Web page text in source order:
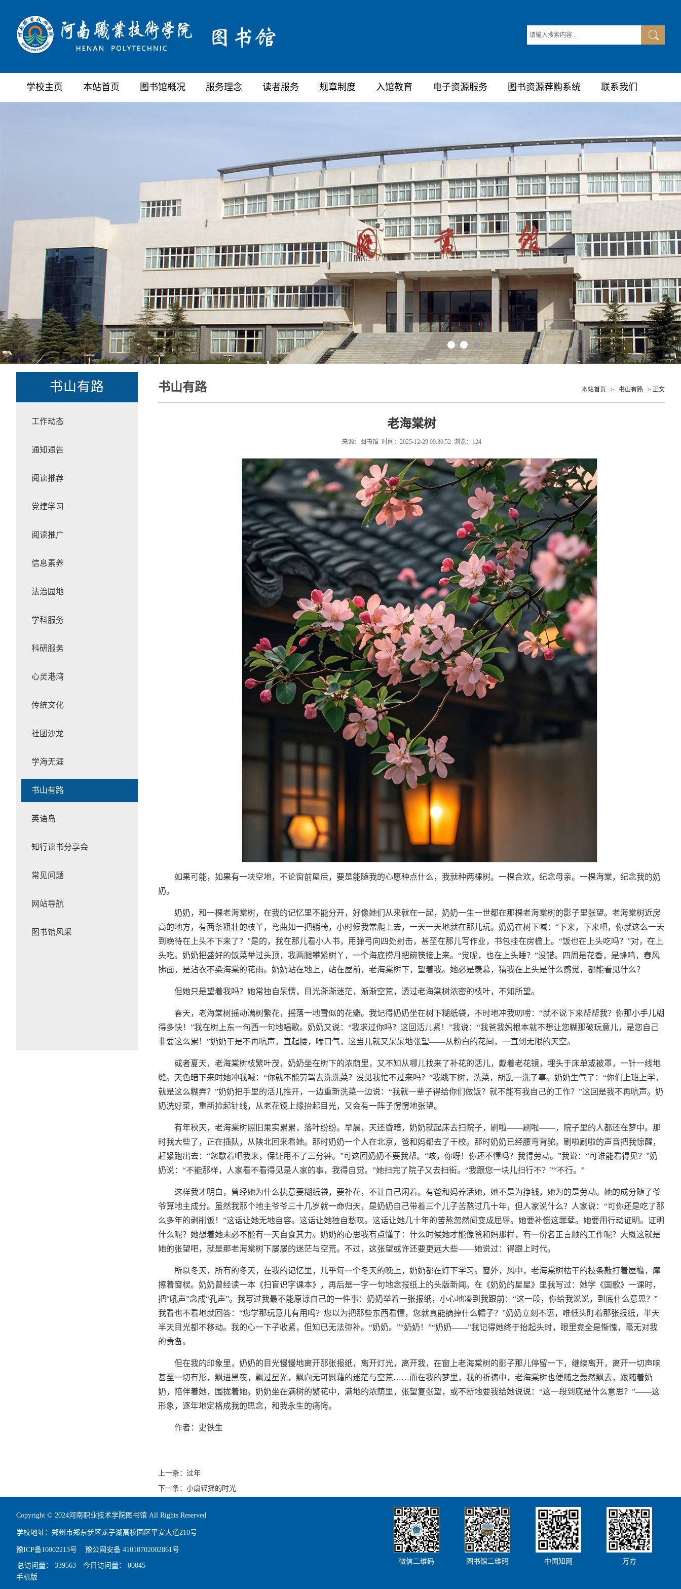
学校主页 本站首页 图书馆概况 服务理念 读者服务 规章制度 入馆教育 电子资源服务 图书资源荐购系统 联系我们
书山有路
工作动态
通知通告
阅读推荐
党建学习
阅读推广
信息素养
法治园地
学科服务
科研服务
心灵港湾
传统文化
社团沙龙
学海无涯
书山有路
英语岛
知行读书分享会
常见问题
网站导航
图书馆风采
书山有路 本站首页 > 书山有路 > 正文
老海棠树
来源：图书馆 时间：2025-12-29 09:30:52 浏览： 124
如果可能，如果有一块空地，不论窗前屋后，要是能随我的心愿种点什么，我就种两棵树。一棵合欢，纪念母亲。一棵海棠，纪念我的奶
奶。
奶奶，和一棵老海棠树，在我的记忆里不能分开，好像她们从来就在一起，奶奶一生一世都在那棵老海棠树的影子里张望。老海棠树近房
高的地方，有两条粗壮的枝丫，弯曲如一把躺椅，小时候我常爬上去，一天一天地就在那儿玩。奶奶在树下喊：“下来，下来吧，你就这么一天
到晚待在上头不下来了？”是的，我在那儿看小人书，用弹弓向四处射击，甚至在那儿写作业，书包挂在房檐上。“饭也在上头吃吗？”对，在上
头吃。奶奶把盛好的饭菜举过头顶，我两腿攀紧树丫，一个海底捞月把碗筷接上来。“觉呢，也在上头睡？”没错。四周是花香，是蜂鸣，春风
拂面，是沾衣不染海棠的花雨。奶奶站在地上，站在屋前，老海棠树下，望着我。她必是羡慕，猜我在上头是什么感觉，都能看见什么？
但她只是望着我吗？她常独自呆愣，目光渐渐迷茫，渐渐空荒，透过老海棠树浓密的枝叶，不知所望。
春天，老海棠树摇动满树繁花，摇落一地雪似的花瓣。我记得奶奶坐在树下糊纸袋，不时地冲我叨唠：“就不说下来帮帮我？你那小手儿糊
得多快！”我在树上东一句西一句地唱歌。奶奶又说：“我求过你吗？这回活儿紧！”我说：“我爸我妈根本就不想让您糊那破玩意儿，是您自己
非要这么累！”奶奶于是不再吭声，直起腰，喘口气，这当儿就又呆呆地张望——从粉白的花间，一直到无限的天空。
或者夏天，老海棠树枝繁叶茂，奶奶坐在树下的浓荫里，又不知从哪儿找来了补花的活儿，戴着老花镜，埋头于床单或被罩，一针一线地
缝。天色暗下来时她冲我喊：“你就不能劳驾去洗洗菜？没见我忙不过来吗？”我跳下树，洗菜，胡乱一洗了事。奶奶生气了：“你们上班上学，
就是这么糊弄？”奶奶把手里的活儿推开，一边重新洗菜一边说：“我就一辈子得给你们做饭？就不能有我自己的工作？”这回是我不再吭声。奶
奶洗好菜，重新捡起针线，从老花镜上缘抬起目光，又会有一阵子愣愣地张望。
有年秋天，老海棠树照旧果实累累，落叶纷纷。早晨，天还昏暗，奶奶就起床去扫院子，刷啦——刷啦——，院子里的人都还在梦中。那
时我大些了，正在插队，从陕北回来看她。那时奶奶一个人在北京，爸和妈都去了干校。那时奶奶已经腰弯背驼。刷啦刷啦的声音把我惊醒，
赶紧跑出去：“您歇着吧我来，保证用不了三分钟。”可这回奶奶不要我帮。“咳，你呀！你还不懂吗？我得劳动。”我说：“可谁能看得见？”奶
奶说：“不能那样，人家看不看得见是人家的事，我得自觉。”她扫完了院子又去扫街。“我跟您一块儿扫行不？”“不行。”
这样我才明白，曾经她为什么执意要糊纸袋，要补花，不让自己闲着。有爸和妈养活她，她不是为挣钱，她为的是劳动。她的成分随了爷
爷算地主成分。虽然我那个地主爷爷三十几岁就一命归天，是奶奶自己带着三个儿子苦熬过几十年，但人家说什么？人家说：“可你还是吃了那
么多年的剥削饭！”这话让她无地自容。这话让她独自愁叹。这话让她几十年的苦熬忽然间变成屈辱。她要补偿这罪孽。她要用行动证明。证明
什么呢？她想着她未必不能有一天自食其力。奶奶的心思我有点懂了：什么时候她才能像爸和妈那样，有一份名正言顺的工作呢？大概这就是
她的张望吧，就是那老海棠树下屡屡的迷茫与空荒。不过，这张望或许还要更远大些——她说过：得跟上时代。
所以冬天，所有的冬天，在我的记忆里，几乎每一个冬天的晚上，奶奶都在灯下学习。窗外，风中，老海棠树枯干的枝条敲打着屋檐，摩
擦着窗棂。奶奶曾经读一本《扫盲识字课本》，再后是一字一句地念报纸上的头版新闻。在《奶奶的星星》里我写过：她学《国歌》一课时，
把“吼声”念成“孔声”。我写过我最不能原谅自己的一件事：奶奶举着一张报纸，小心地凑到我跟前：“这一段，你给我说说，到底什么意思？”
我看也不看地就回答：“您学那玩意儿有用吗？您以为把那些东西看懂，您就真能摘掉什么帽子？”奶奶立刻不语，唯低头盯着那张报纸，半天
半天目光都不移动。我的心一下子收紧，但知已无法弥补。“奶奶。”“奶奶！”“奶奶——”我记得她终于抬起头时，眼里竟全是惭愧，毫无对我
的责备。
但在我的印象里，奶奶的目光慢慢地离开那张报纸，离开灯光，离开我，在窗上老海棠树的影子那儿停留一下，继续离开，离开一切声响
甚至一切有形，飘进黑夜，飘过星光，飘向无可慰藉的迷茫与空荒……而在我的梦里，我的祈祷中，老海棠树也便随之轰然飘去，跟随着奶
奶，陪伴着她，围拢着她。奶奶坐在满树的繁花中，满地的浓荫里，张望复张望，或不断地要我给她说说：“这一段到底是什么意思？”——这
形象，逐年地定格成我的思念，和我永生的痛悔。
作者：史铁生
上一条：过年
下一条：小扇轻摇的时光
Copyright © 2024河南职业技术学院图书馆 All Rights Reserved
学校地址：郑州市郑东新区龙子湖高校园区平安大道210号
豫ICP备10002213号 豫公网安备 41010702002861号
总访问量： 339563 今日访问量： 00045
微信二维码 图书馆二维码 中国知网 万方
手机版